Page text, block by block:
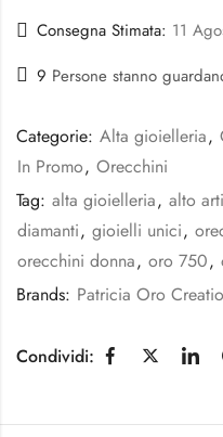
Consegna Stimata: 11
9 Persone stanno
Categorie: Alta gioielleria,
In Promo, Orecchini
Tag: alta gioielleria, alto
diamanti, gioielli unici,
orecchini donna, oro 750,
Brands: Patricia Oro
Condividi: